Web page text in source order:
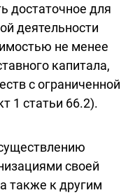
достаточное для
деятельности
не менее
капитала,
с ограниченной
1 статьи 66.2).
своей
также к другим